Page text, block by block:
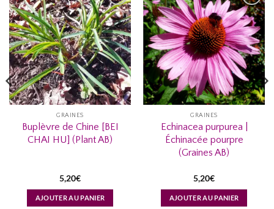
AJOUTER
À MA
LISTE
D’ENVIES...
GRAINES
Buplèvre de Chine [BEI
CHAI HU] (Plant AB)
5,20€
AJOUTER AU PANIER
AJOUTER
À MA
LISTE
D’ENVIES...
GRAINES
Echinacea purpurea |
Échinacée pourpre
(Graines AB)
5,20€
AJOUTER AU PANIER